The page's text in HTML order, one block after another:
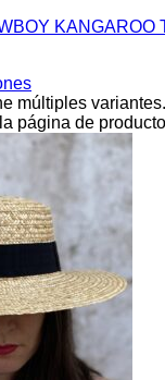
KANGAROO
múltiples
página de producto